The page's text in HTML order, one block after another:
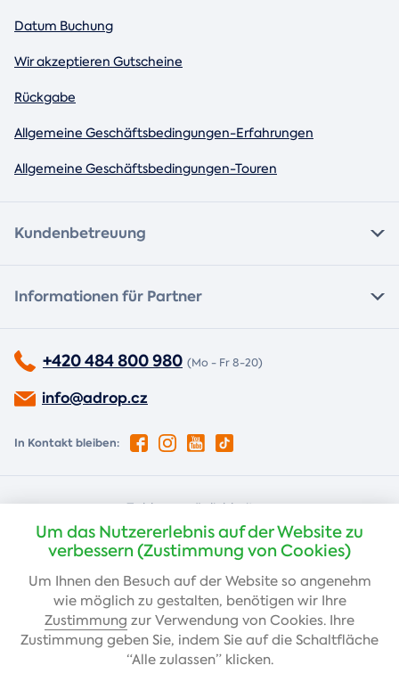
Datum Buchung
Wir akzeptieren Gutscheine
Rückgabe
Allgemeine Geschäftsbedingungen-Erfahrungen
Allgemeine Geschäftsbedingungen-Touren
Kundenbetreuung
Informationen für Partner
+420 484 800 980 (Mo - Fr 8-20)
info@adrop.cz
In Kontakt bleiben:
Zahlungsmöglichkeiten:
Nachnahme Kartenzahlung
Banküberweisung
Um das Nutzererlebnis auf der Website zu
verbessern (Zustimmung von Cookies)
Um Ihnen den Besuch auf der Website so angenehm
wie möglich zu gestalten, benötigen wir Ihre
Zustimmung zur Verwendung von Cookies. Ihre
Zustimmung geben Sie, indem Sie auf die Schaltfläche
“Alle zulassen” klicken.